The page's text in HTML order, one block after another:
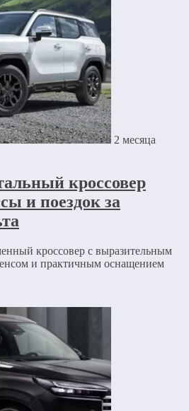
2 месяца
кроссовер
и поездок за
кроссовер с выразительным
и практичным оснащением